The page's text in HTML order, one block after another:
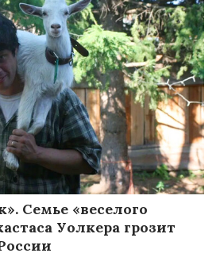
Семье «веселого
Уолкера грозит